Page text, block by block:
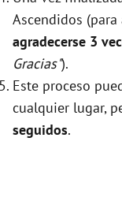
Ascendidos
agradecerse 3
Gracias").
Este proceso
cualquier lugar,
seguidos.